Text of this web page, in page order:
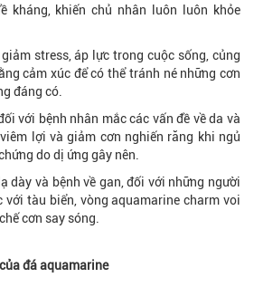
kháng, khiến chủ nhân luôn luôn khỏe
stress, áp lực trong cuộc sống, củng
cảm xúc để có thể tránh né những cơn
đáng có.
với bệnh nhân mắc các vấn đề về da và
lợi và giảm cơn nghiến răng khi ngủ
do dị ứng gây nên.
dày và bệnh về gan, đối với những người
với tàu biển, vòng aquamarine charm voi
cơn say sóng.
đá aquamarine